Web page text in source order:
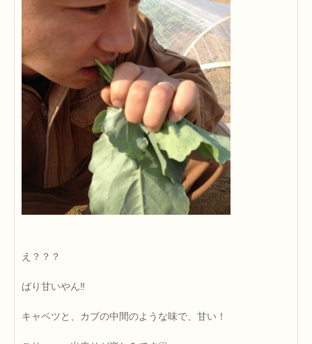
え？？？
ばり甘いやん‼
キャベツと、カブの中間のような味で、甘い！